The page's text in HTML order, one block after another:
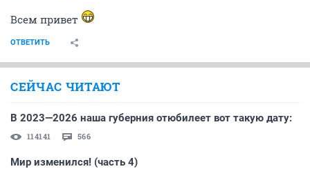
Всем привет
ОТВЕТИТЬ
СЕЙЧАС ЧИТАЮТ
В 2023—2026 наша губерния отюбилеет вот такую дату:
114141 566
Мир изменился! (часть 4)